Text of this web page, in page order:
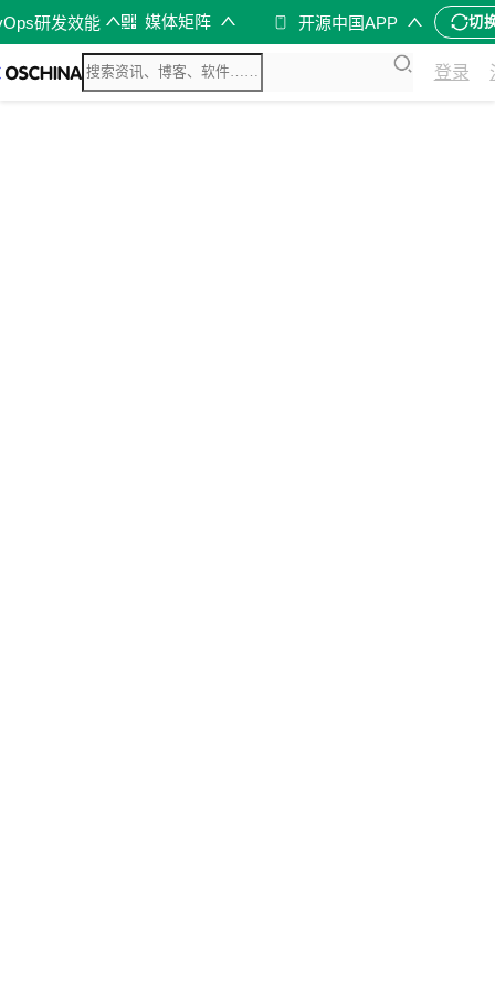
研发效能 媒体矩阵 开源中国APP 切
登录